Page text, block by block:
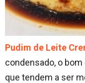
Pudim de Leite
condensado, o
que tendem a ser